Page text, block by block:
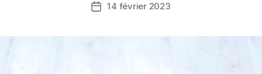
Date14 février 2023